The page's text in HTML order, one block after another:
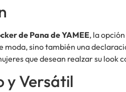
de Pana de YAMEE, la
moda, sino también una
que desean realzar su look
y Versátil